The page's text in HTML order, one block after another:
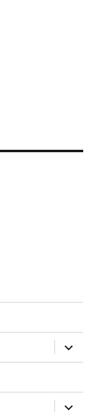
expand
child
menu
expand